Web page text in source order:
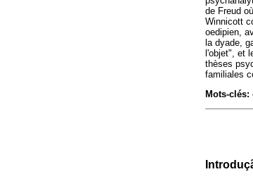
de Freud
Winnicott
oedipien,
la dyade,
l'objet", et
thèses
familiales
Mots-clés: